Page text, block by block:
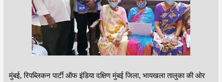
मुंबई, रिपब्लिकन पार्टी ऑफ इंडिया दक्षिण मुंबई जिला, भायखला तालुका की ओर